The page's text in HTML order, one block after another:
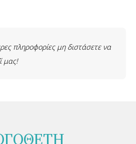
πληροφορίες μη διστάσετε να
μας!